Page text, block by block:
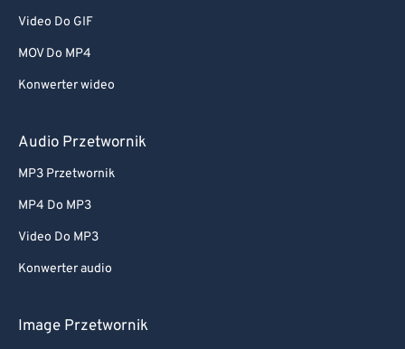
Video Do GIF
MOV Do MP4
Konwerter wideo
Audio Przetwornik
MP3 Przetwornik
MP4 Do MP3
Video Do MP3
Konwerter audio
Image Przetwornik